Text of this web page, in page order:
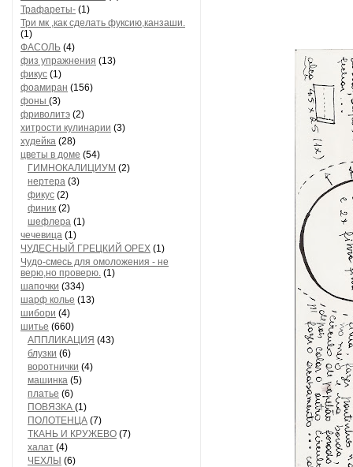
Трафареты- (1)
Три мк ,как сделать фуксию,канзаши.
(1)
ФАСОЛЬ (4)
физ упражнения (13)
фикус (1)
фоамиран (156)
фоны (3)
фриволитэ (2)
хитрости кулинарии (3)
худейка (28)
цветы в доме (54)
ГИМНОКАЛИЦИУМ (2)
нертера (3)
фикус (2)
финик (2)
шефлера (1)
чечевица (1)
ЧУДЕСНЫЙ ГРЕЦКИЙ ОРЕХ (1)
Чудо-смесь для омоложения - не
верю,но проверю. (1)
шапочки (334)
шарф колье (13)
шибори (4)
шитье (660)
АППЛИКАЦИЯ (43)
блузки (6)
воротнички (4)
машинка (5)
платье (6)
ПОВЯЗКА (1)
ПОЛОТЕНЦА (7)
ТКАНЬ И КРУЖЕВО (7)
халат (4)
ЧЕХЛЫ (6)